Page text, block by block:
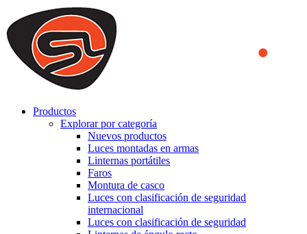
We use cookies to ensure that we provide you the best experience
on our website. By continuing to browse this website, you accept
that cookies are used to help us analyze how the website is used and
to offer you a better experience. To learn more or to find out how
you can disable cookies, you can access our
Productos
Explorar por categoría
Nuevos productos
Luces montadas en armas
Linternas portátiles
Faros
Montura de casco
Luces con clasificación de seguridad
internacional
Luces con clasificación de seguridad